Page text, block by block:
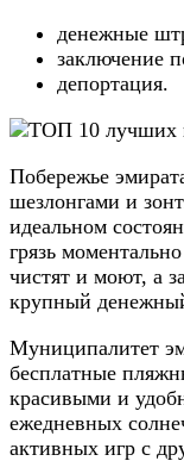
денежные
заключение
депортация.
Побережье
шезлонгами и
идеальном
грязь
чистят и моют, а
крупный
Муниципалитет
бесплатные
красивыми и
ежедневных
активных игр с